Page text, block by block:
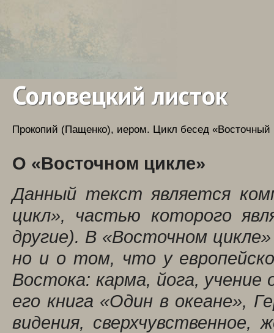
Соловецкий листок
Прокопий (Пащенко), иером. Цикл бесед
О «Восточном цикле»
Данный текст является
цикл», частью которого
другие). В «Восточном
но и о том, что у
Востока: карма, йога,
его книга «Один в океане»,
видения, сверхчувственное,